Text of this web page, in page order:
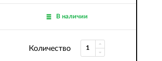
В наличии
Количество